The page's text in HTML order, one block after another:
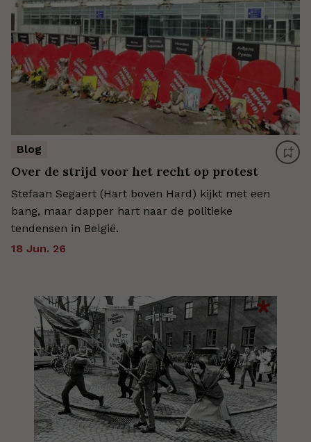
Blog
Over de strijd voor het recht op protest
Stefaan Segaert (Hart boven Hard) kijkt met een
bang, maar dapper hart naar de politieke
tendensen in België.
18 Jun. 26